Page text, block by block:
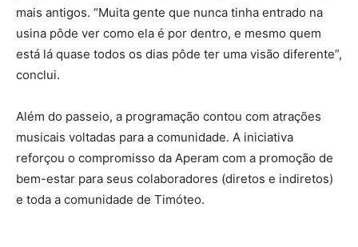
mais antigos. “Muita gente que nunca tinha entrado na
usina pôde ver como ela é por dentro, e mesmo quem
está lá quase todos os dias pôde ter uma visão diferente”,
conclui.
Além do passeio, a programação contou com atrações
musicais voltadas para a comunidade. A iniciativa
reforçou o compromisso da Aperam com a promoção de
bem-estar para seus colaboradores (diretos e indiretos)
e toda a comunidade de Timóteo.